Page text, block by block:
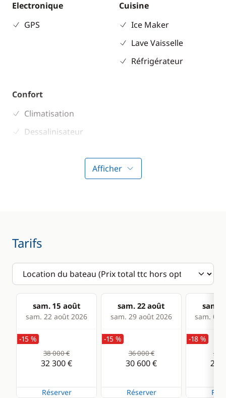
Electronique
GPS
Cuisine
Ice Maker
Lave Vaisselle
Réfrigérateur
Confort
Climatisation
Dessalinisateur
Panneaux solairesAfficher
Tarifs
sam. 15 août
sam. 22 août 2026
sam. 22 août
sam. 29 août 2026
sam.
sam. 05
-15 %
38 000 €
32 300 €
Réserver
-15 %
36 000 €
30 600 €
Réserver
-18 %
32
26